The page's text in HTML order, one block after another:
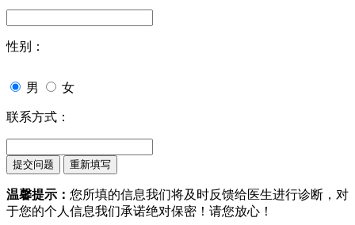
性别：
男 女
联系方式：
温馨提示： 您所填的信息我们将及时反馈给医生进行诊断，对
于您的个人信息我们承诺绝对保密！请您放心！